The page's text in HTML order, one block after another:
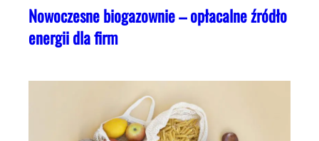
Nowoczesne biogazownie – opłacalne źródło
energii dla firm